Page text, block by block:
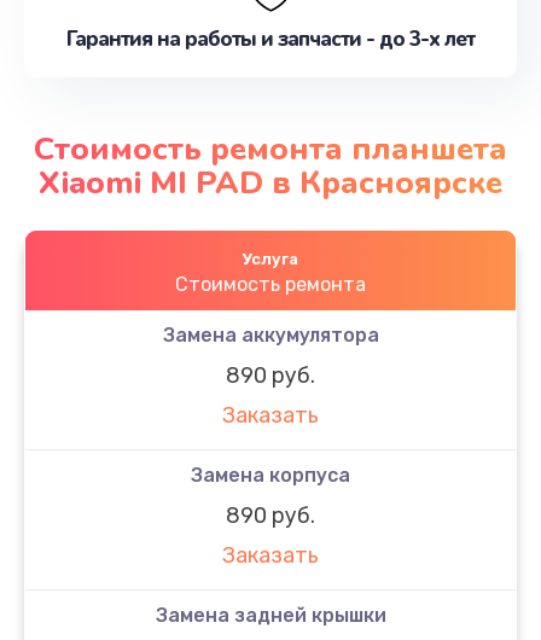
Гарантия на работы и запчасти - до 3-х лет
Стоимость ремонта планшета
Xiaomi MI PAD в Красноярске
Услуга
Стоимость ремонта
Замена аккумулятора
890 руб.
Заказать
Замена корпуса
890 руб.
Заказать
Замена задней крышки